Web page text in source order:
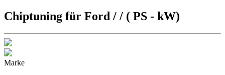
Chiptuning für Ford / / ( PS - kW)
Marke